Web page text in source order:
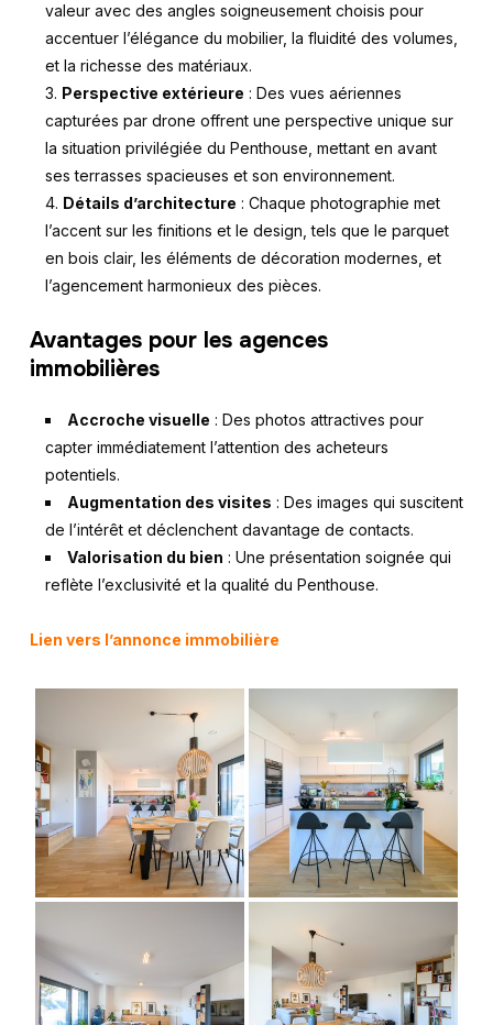
valeur avec des angles soigneusement choisis pour
accentuer l’élégance du mobilier, la fluidité des volumes,
et la richesse des matériaux.
Perspective extérieure : Des vues aériennes
capturées par drone offrent une perspective unique sur
la situation privilégiée du Penthouse, mettant en avant
ses terrasses spacieuses et son environnement.
Détails d’architecture : Chaque photographie met
l’accent sur les finitions et le design, tels que le parquet
en bois clair, les éléments de décoration modernes, et
l’agencement harmonieux des pièces.
Avantages pour les agences
immobilières
Accroche visuelle : Des photos attractives pour
capter immédiatement l’attention des acheteurs
potentiels.
Augmentation des visites : Des images qui suscitent
de l’intérêt et déclenchent davantage de contacts.
Valorisation du bien : Une présentation soignée qui
reflète l’exclusivité et la qualité du Penthouse.
Lien vers l’annonce immobilière